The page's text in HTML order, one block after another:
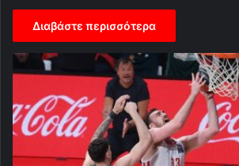
Διαβάστε περισσότερα